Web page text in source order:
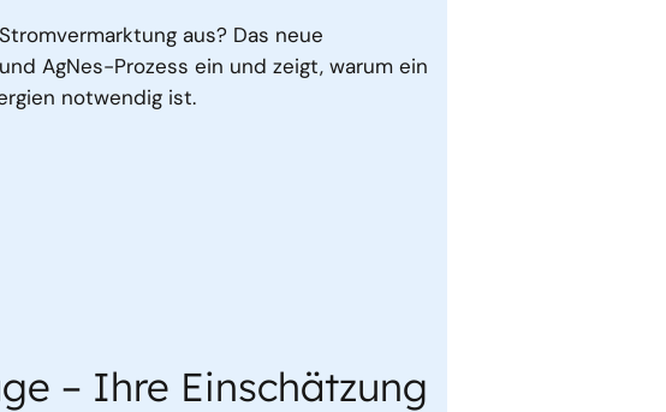
aus? Das neue
AgNes-Prozess ein und zeigt, warum ein
notwendig ist.
– Ihre Einschätzung